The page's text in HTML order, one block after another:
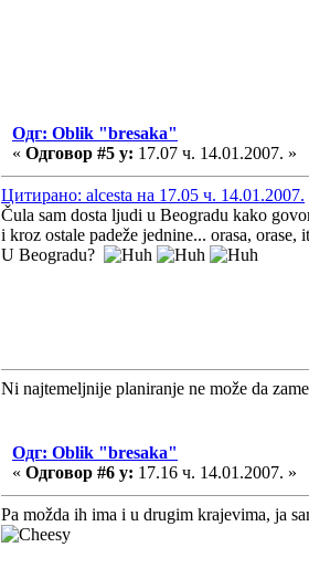
Одг: Oblik "bresaka"
« Одговор #5 у: 17.07 ч. 14.01.2007. »
Цитирано: alcesta на 17.05 ч. 14.01.2007.
Čula sam dosta ljudi u Beogradu kako
i kroz ostale padeže jednine... orasa, orase,
U Beogradu?
Ni najtemeljnije planiranje ne može da
Одг: Oblik "bresaka"
« Одговор #6 у: 17.16 ч. 14.01.2007. »
Pa možda ih ima i u drugim krajevima, ja